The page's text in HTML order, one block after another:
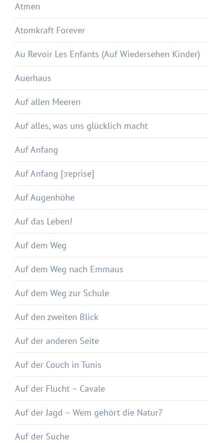
Atmen
Atomkraft Forever
Au Revoir Les Enfants (Auf Wiedersehen Kinder)
Auerhaus
Auf allen Meeren
Auf alles, was uns glücklich macht
Auf Anfang
Auf Anfang [:reprise]
Auf Augenhöhe
Auf das Leben!
Auf dem Weg
Auf dem Weg nach Emmaus
Auf dem Weg zur Schule
Auf den zweiten Blick
Auf der anderen Seite
Auf der Couch in Tunis
Auf der Flucht – Cavale
Auf der Jagd – Wem gehört die Natur?
Auf der Suche